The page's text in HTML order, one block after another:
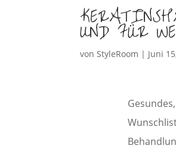
UND FÜR
vonStyleRoom | Juni